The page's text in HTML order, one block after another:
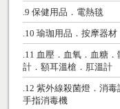
.9 保健用品．電熱毯
.10 瑜珈用品．按摩器材
.11 血壓．血氧．血糖．
計．額耳溫槍．肛溫計
.12 紫外線殺菌燈．消毒
手指消毒機